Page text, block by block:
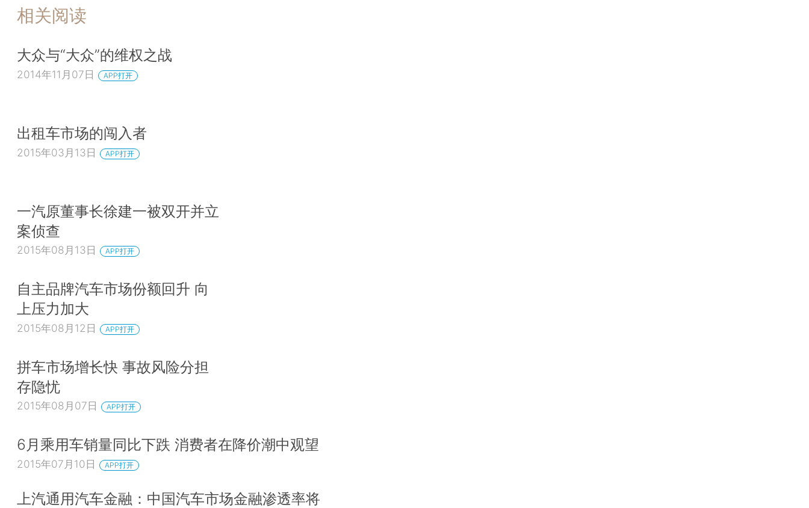
相关阅读
大众与“大众”的维权之战
2014年11月07日 APP打开
出租车市场的闯入者
2015年03月13日 APP打开
一汽原董事长徐建一被双开并立
案侦查
2015年08月13日 APP打开
自主品牌汽车市场份额回升 向
上压力加大
2015年08月12日 APP打开
拼车市场增长快 事故风险分担
存隐忧
2015年08月07日 APP打开
6月乘用车销量同比下跌 消费者在降价潮中观望
2015年07月10日 APP打开
上汽通用汽车金融：中国汽车市场金融渗透率将